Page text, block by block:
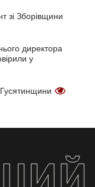
зі Зборівщини
директора
у